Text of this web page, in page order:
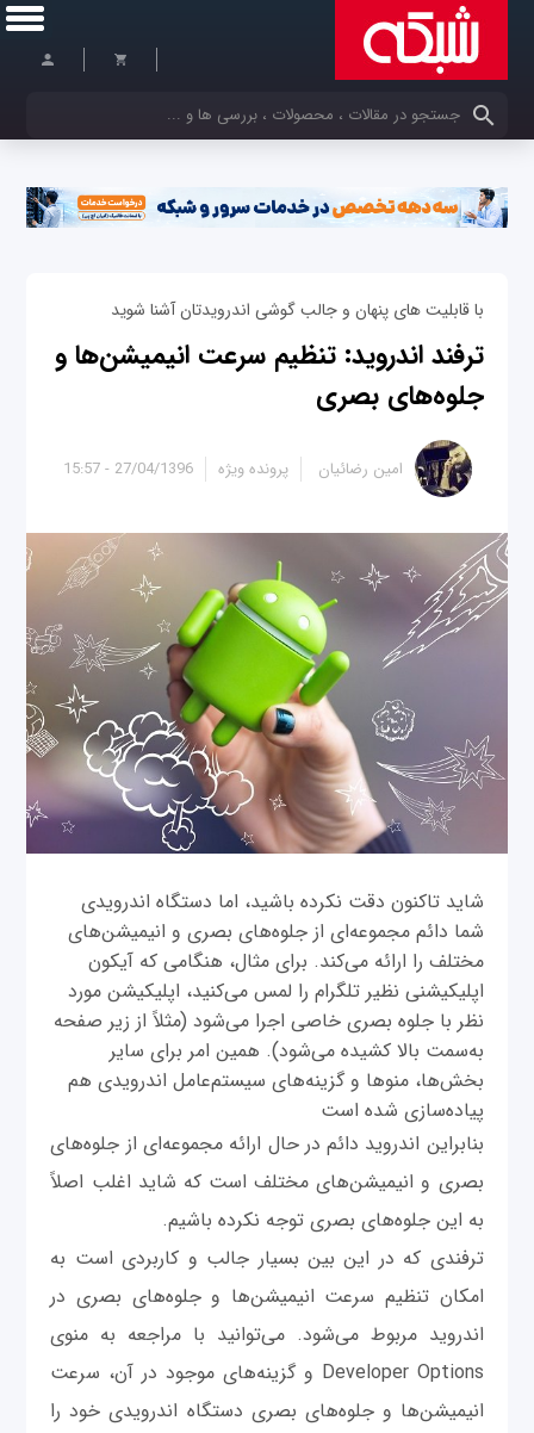
کلمات کلیدی خود را وارد کنید
با قابلیت های پنهان و جالب گوشی اندرویدتان آشنا شوید
ترفند اندروید: تنظیم سرعت انیمیشن‌ها و
جلوه‌های بصری
27/04/1396 - 15:57 امین رضائیان پرونده ویژه
شاید تاکنون دقت نکرده باشید، اما دستگاه اندرویدی
شما دائم مجموعه‌ای از جلوه‌های بصری و انیمیشن‌های
مختلف را ارائه می‌کند. برای مثال، هنگامی که آیکون
اپلیکیشنی نظیر تلگرام را لمس می‌کنید، اپلیکیشن مورد
نظر با جلوه بصری خاصی اجرا می‌شود (مثلاً از زیر صفحه
به‌سمت بالا کشیده می‌شود). همین امر برای سایر
بخش‌ها، منوها و گزینه‌های سیستم‌عامل اندرویدی هم
پیاده‌سازی شده است
بنابراین اندروید دائم در حال ارائه مجموعه‌ای از جلوه‌های
بصری و انیمیشن‌های مختلف است که شاید اغلب اصلاً
به این جلوه‌های بصری توجه نکرده باشیم.
ترفندی که در این بین بسیار جالب و کاربردی است به
امکان تنظیم سرعت انیمیشن‌ها و جلوه‌های بصری در
اندروید مربوط می‌شود. می‌توانید با مراجعه به منوی
Developer Options و گزینه‌های موجود در آن، سرعت
انیمیشن‌ها و جلوه‌های بصری دستگاه اندرویدی خود را